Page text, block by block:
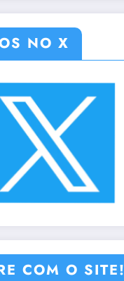
NO X
COM O SITE!